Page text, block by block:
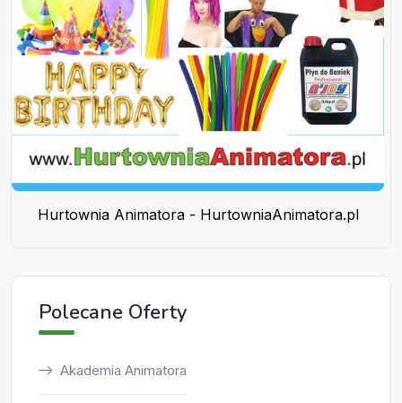
Hurtownia Animatora - HurtowniaAnimatora.pl
Polecane Oferty
Akademia Animatora